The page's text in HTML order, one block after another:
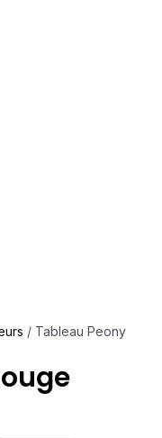
/ Tableau Peony